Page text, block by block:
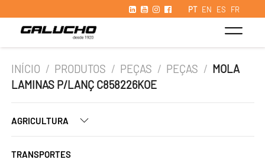
PT EN ES FR
INÍCIO / PRODUTOS / PEÇAS / PEÇAS / MOLA
LAMINAS P/LANÇ C858226KOE
AGRICULTURA
TRANSPORTES